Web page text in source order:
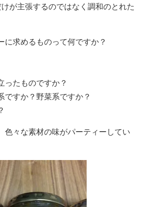
が主張するのではなく調和のとれた
に求めるものって何ですか？
ったものですか？
ですか？野菜系ですか？
色々な素材の味がパーティーしてい